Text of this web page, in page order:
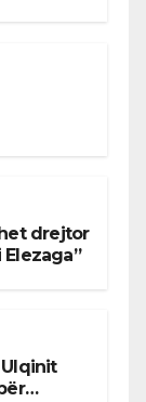
drejtor